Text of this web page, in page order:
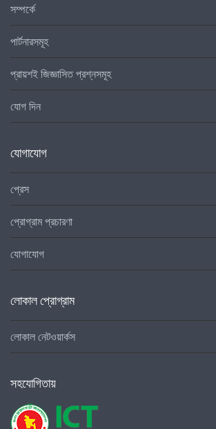
সম্পর্কে
পার্টনারসমূহ
প্রায়শই জিজ্ঞাসিত প্রশ্নসমূহ
যোগ দিন
যোগাযোগ
প্রেস
প্রোগ্রাম প্রচারণা
যোগাযোগ
লোকাল প্রোগ্রাম
লোকাল নেটওয়ার্কস
সহযোগিতায়